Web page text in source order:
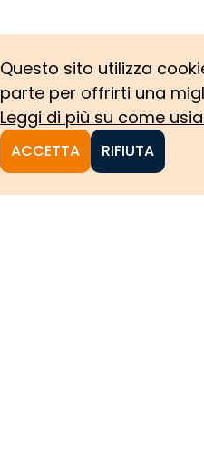
Questo sito utilizza
parte per offrirti una
Leggi di più su come
ACCETTA RIFIUTA